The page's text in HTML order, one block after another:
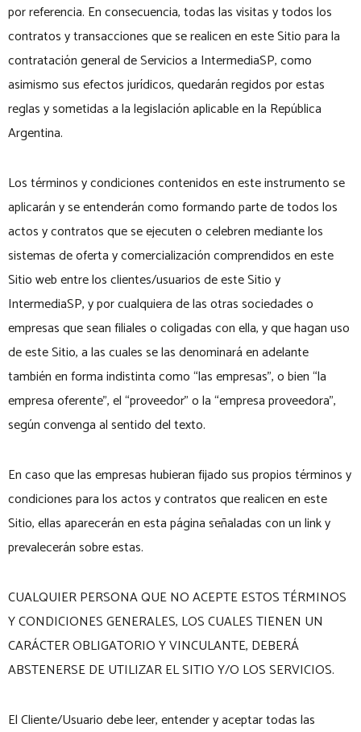
por referencia. En consecuencia, todas las visitas y todos los
contratos y transacciones que se realicen en este Sitio para la
contratación general de Servicios a IntermediaSP, como
asimismo sus efectos jurídicos, quedarán regidos por estas
reglas y sometidas a la legislación aplicable en la República
Argentina.
Los términos y condiciones contenidos en este instrumento se
aplicarán y se entenderán como formando parte de todos los
actos y contratos que se ejecuten o celebren mediante los
sistemas de oferta y comercialización comprendidos en este
Sitio web entre los clientes/usuarios de este Sitio y
IntermediaSP, y por cualquiera de las otras sociedades o
empresas que sean filiales o coligadas con ella, y que hagan uso
de este Sitio, a las cuales se las denominará en adelante
también en forma indistinta como “las empresas”, o bien “la
empresa oferente”, el “proveedor” o la “empresa proveedora”,
según convenga al sentido del texto.
En caso que las empresas hubieran fijado sus propios términos y
condiciones para los actos y contratos que realicen en este
Sitio, ellas aparecerán en esta página señaladas con un link y
prevalecerán sobre estas.
CUALQUIER PERSONA QUE NO ACEPTE ESTOS TÉRMINOS
Y CONDICIONES GENERALES, LOS CUALES TIENEN UN
CARÁCTER OBLIGATORIO Y VINCULANTE, DEBERÁ
ABSTENERSE DE UTILIZAR EL SITIO Y/O LOS SERVICIOS.
El Cliente/Usuario debe leer, entender y aceptar todas las